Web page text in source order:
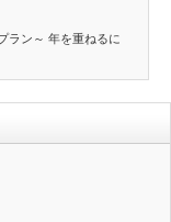
ラン～ 年を重ねるに